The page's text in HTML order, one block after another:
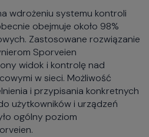
wdrożeniu systemu kontroli
obejmuje około 98%
Zastosowane rozwiązanie
Sporveien
widok i kontrolę nad
w sieci. Możliwość
i przypisania konkretnych
użytkowników i urządzeń
ogólny poziom